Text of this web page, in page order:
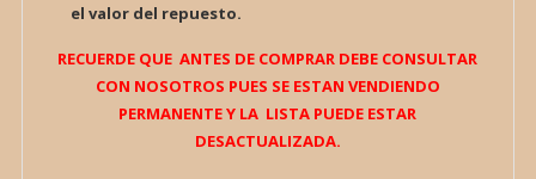
el valor del repuesto.
RECUERDE QUE ANTES DE COMPRAR DEBE CONSULTAR
CON NOSOTROS PUES SE ESTAN VENDIENDO
PERMANENTE Y LA LISTA PUEDE ESTAR
DESACTUALIZADA.